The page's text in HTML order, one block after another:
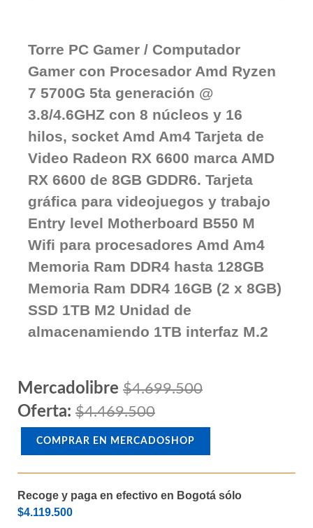
Torre PC Gamer / Computador
Gamer con Procesador Amd Ryzen
7 5700G 5ta generación @
3.8/4.6GHZ con 8 núcleos y 16
hilos, socket Amd Am4 Tarjeta de
Video Radeon RX 6600 marca AMD
RX 6600 de 8GB GDDR6. Tarjeta
gráfica para videojuegos y trabajo
Entry level Motherboard B550 M
Wifi para procesadores Amd Am4
Memoria Ram DDR4 hasta 128GB
Memoria Ram DDR4 16GB (2 x 8GB)
SSD 1TB M2 Unidad de
almacenamiendo 1TB interfaz M.2
Mercadolibre $4.699.500
Oferta: $4.469.500
COMPRAR EN MERCADOSHOP
Recoge y paga en efectivo en Bogotá sólo
$4.119.500